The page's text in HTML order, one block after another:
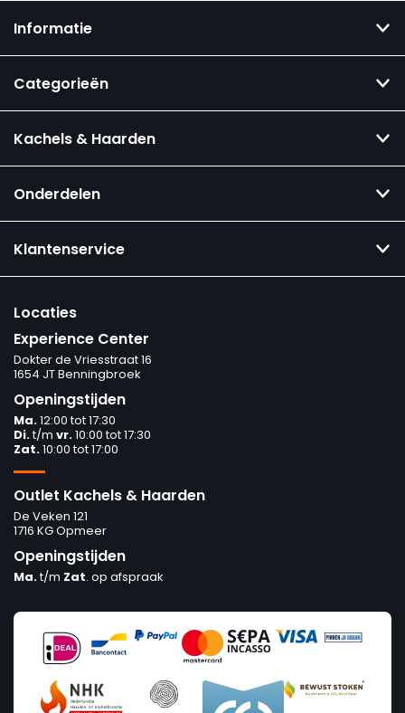
Informatie
Categorieën
Kachels & Haarden
Onderdelen
Klantenservice
Locaties
Experience Center
Dokter de Vriesstraat 16
1654 JT Benningbroek
Openingstijden
Ma.12:00 tot 17:30
Di.t/m vr.10:00 tot 17:30
Zat.10:00 tot 17:00
Outlet Kachels & Haarden
De Veken 121
1716 KG Opmeer
Openingstijden
Ma.t/m Zat. op afspraak